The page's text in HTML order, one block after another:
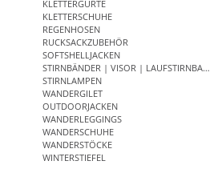
KLETTERGURTE
KLETTERSCHUHE
REGENHOSEN
RUCKSACKZUBEHÖR
SOFTSHELLJACKEN
STIRNBÄNDER | VISOR | LAUFSTIRNBAND
STIRNLAMPEN
WANDERGILET
OUTDOORJACKEN
WANDERLEGGINGS
WANDERSCHUHE
WANDERSTÖCKE
WINTERSTIEFEL